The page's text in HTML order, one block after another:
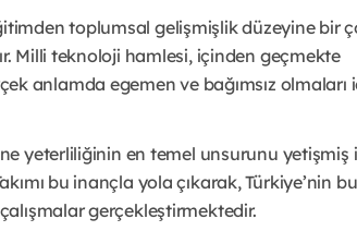
toplumsal gelişmişlik düzeyine bir
Milli teknoloji hamlesi, içinden geçmekte
anlamda egemen ve bağımsız olmaları
yeterliliğinin en temel unsurunu yetişmiş
bu inançla yola çıkarak, Türkiye’nin
gerçekleştirmektedir.